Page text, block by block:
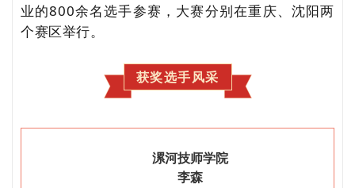
业的800余名选手参赛，大赛分别在重庆、沈阳两
个赛区举行。
获奖选手风采
漯河技师学院
李森